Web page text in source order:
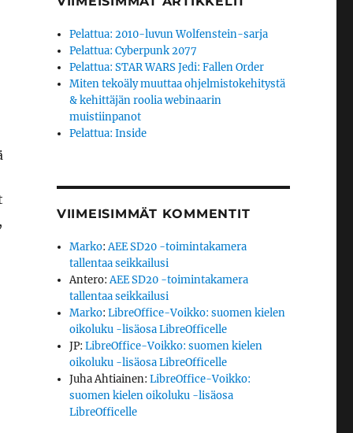
Pelattua: 2010-luvun Wolfenstein-sarja
Pelattua: Cyberpunk 2077
Pelattua: STAR WARS Jedi: Fallen Order
Miten tekoäly muuttaa ohjelmistokehitystä
& kehittäjän roolia webinaarin
muistiinpanot
Pelattua: Inside
VIIMEISIMMÄT KOMMENTIT
Marko:AEE SD20 -toimintakamera
tallentaa seikkailusi
Antero:AEE SD20 -toimintakamera
tallentaa seikkailusi
Marko:LibreOffice-Voikko: suomen kielen
oikoluku -lisäosa LibreOfficelle
JP:LibreOffice-Voikko: suomen kielen
oikoluku -lisäosa LibreOfficelle
Juha Ahtiainen:LibreOffice-Voikko:
suomen kielen oikoluku -lisäosa
LibreOfficelle